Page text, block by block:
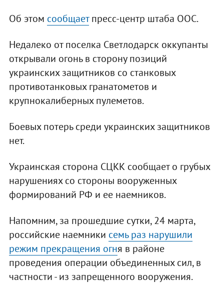
Об этом сообщаетпресс-центр штаба ООС.
Недалеко от поселка Светлодарск оккупанты
открывали огонь в сторону позиций
украинских защитников со станковых
противотанковых гранатометов и
крупнокалиберных пулеметов.
Боевых потерь среди украинских защитников
нет.
Украинская сторона СЦКК сообщает о грубых
нарушениях со стороны вооруженных
формирований РФ и ее наемников.
Напомним, за прошедшие сутки, 24 марта,
российские наемники семь раз нарушили
режим прекращения огня в районе
проведения операции объединенных сил, в
частности - из запрещенного вооружения.